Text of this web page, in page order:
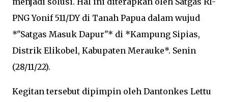
PNG Yonif 511/DY di Tanah Papua dalam wujud
*"Satgas Masuk Dapur"* di *Kampung Sipias,
Distrik Elikobel, Kabupaten Merauke*. Senin
(28/11/22).
Kegitan tersebut dipimpin oleh Dantonkes Lettu